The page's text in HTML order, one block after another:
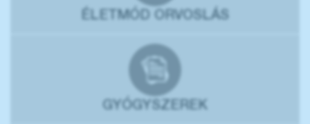
ÉLETMÓD ORVOSLÁS
GYÓGYSZEREK